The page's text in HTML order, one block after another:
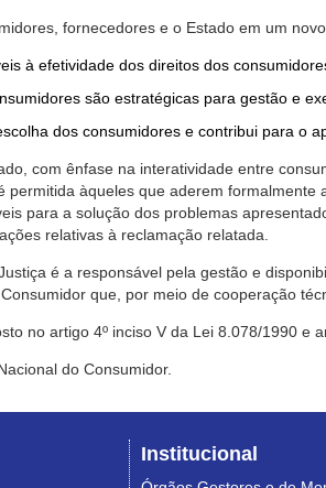
fornecedores e o Estado em um
à efetividade dos direitos dos
são estratégicas para gestão e
dos consumidores e contribui para o
com ênfase na interatividade entre
permitida àqueles que aderem
para a solução dos problemas
relativas à reclamação relatada.
é a responsável pela gestão e
que, por meio de cooperação
no artigo 4º inciso V da Lei 8.078/1990 e
do Consumidor.
Institucional